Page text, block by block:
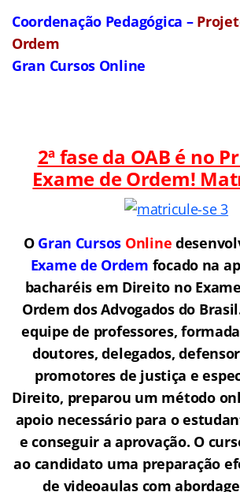
Coordenação Pedagógica –
Ordem
Gran Cursos Online
2ª fase da OAB é no
Exame de Ordem!
O Gran Cursos Online
Exame de Ordem focado na
bacharéis em Direito no
Ordem dos Advogados do
equipe de professores,
doutores, delegados,
promotores de justiça e
Direito, preparou um método
apoio necessário para o
e conseguir a aprovação. O
ao candidato uma preparação
de videoaulas com